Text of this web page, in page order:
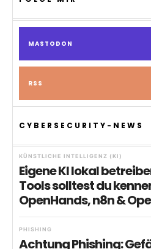
MASTODON
RSS
CYBERSECURITY-NEWS
KÜNSTLICHE INTELLIGENZ (KI)
Eigene KI lokal
Tools solltest du
OpenHands, n8n &
PHISHING
Achtung Phishing: